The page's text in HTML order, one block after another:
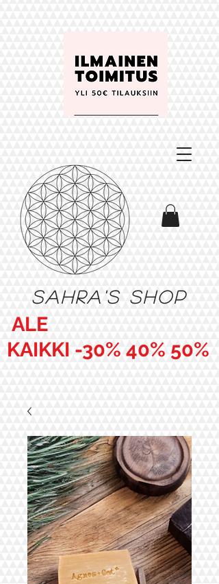
Sahra's shop
ALE
KAIKKI -30% 40% 50%